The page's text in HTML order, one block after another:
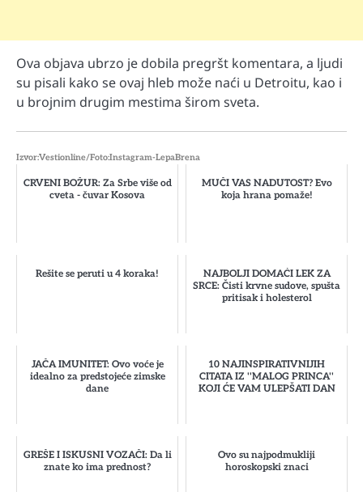
Ova objava ubrzo je dobila pregršt komentara, a ljudi
su pisali kako se ovaj hleb može naći u Detroitu, kao i
u brojnim drugim mestima širom sveta.
Izvor:Vestionline/Foto:Instagram-LepaBrena
CRVENI BOŽUR: Za Srbe više od
cveta - čuvar Kosova
MUČI VAS NADUTOST? Evo
koja hrana pomaže!
Rešite se peruti u 4 koraka!
NAJBOLJI DOMAĆI LEK ZA
SRCE: Čisti krvne sudove, spušta
pritisak i holesterol
JAČA IMUNITET: Ovo voće je
idealno za predstojeće zimske
dane
10 NAJINSPIRATIVNIJIH
CITATA IZ ''MALOG PRINCA''
KOJI ĆE VAM ULEPŠATI DAN
GREŠE I ISKUSNI VOZAČI: Da li
znate ko ima prednost?
Ovo su najpodmukliji
horoskopski znaci